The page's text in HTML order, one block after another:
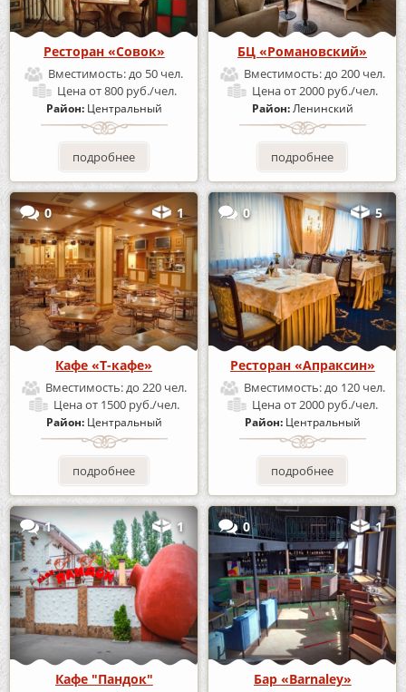
Ресторан «Совок»
Вместимость:до 50 чел.
Ценаот 800 руб./чел.
Район: Центральный
подробнее
БЦ «Романовский»
Вместимость:до 200 чел.
Ценаот 2000 руб./чел.
Район:Ленинский
подробнее
0 1
Кафе «Т-кафе»
Вместимость:до 220 чел.
Ценаот 1500 руб./чел.
Район: Центральный
подробнее
0 5
Ресторан «Апраксин»
Вместимость:до 120 чел.
Ценаот 2000 руб./чел.
Район: Центральный
подробнее
1 1
Кафе "Пандок"
0 1
Бар «Barnaley»